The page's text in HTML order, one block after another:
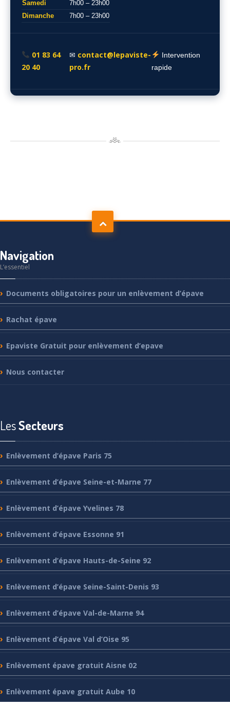
Samedi
7h00 – 23h00
Dimanche
7h00 – 23h00
01 83 64
20 40
✉ contact@lepaviste-
pro.fr
Intervention
rapide
Navigation
L’essentiel
Documents obligatoires pour un enlèvement d’épave
Rachat épave
Epaviste Gratuit pour enlèvement d’epave
Nous contacter
LesSecteurs
Enlèvement d’épave Paris 75
Enlèvement d’épave Seine-et-Marne 77
Enlèvement d’épave Yvelines 78
Enlèvement d’épave Essonne 91
Enlèvement d’épave Hauts-de-Seine 92
Enlèvement d’épave Seine-Saint-Denis 93
Enlèvement d’épave Val-de-Marne 94
Enlèvement d’épave Val d’Oise 95
Enlèvement épave gratuit Aisne 02
Enlèvement épave gratuit Aube 10